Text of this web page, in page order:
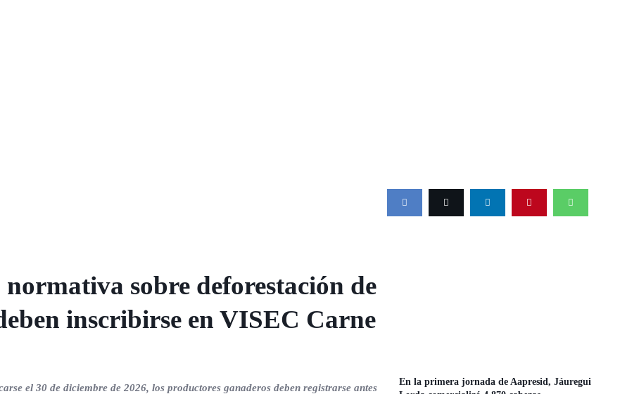
sobre deforestación de
inscribirse en VISEC Carne
el 30 de diciembre de 2026, los productores ganaderos deben registrarse antes
En la primera jornada de Aapresid, Jáuregui